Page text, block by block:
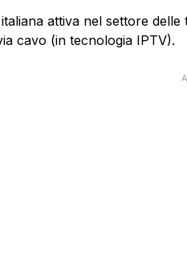
attiva nel settore
cavo (in tecnologia IPTV).